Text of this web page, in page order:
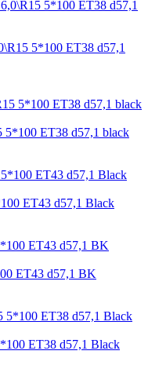
5*100 ET38 d57,1
ET38 d57,1 black
ET43 d57,1 Black
ET43 d57,1 BK
ET38 d57,1 Black